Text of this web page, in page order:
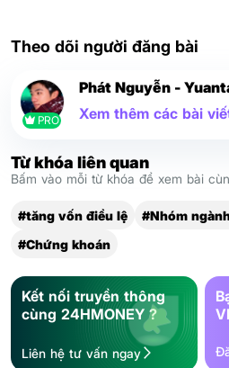
Theo dõi người đăng bài
PRO
Phát Nguyễn -
Xem thêm các bài
Từ khóa liên quan
Bấm vào mỗi từ khóa để xem bài
#tăng vốn điều lệ
#Nhóm
#Chứng khoán
Kết nối truyền thông
cùng 24HMONEY ?
Liên hệ tư vấn ngay